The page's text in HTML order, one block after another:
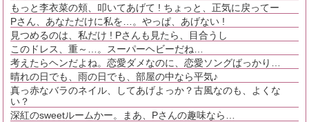
もっと李衣菜の頬、叩いてあげて ! ちょっと、正気に戻ってー
Pさん、あなただけに私を…。やっぱ、あげない !
見つめるのは、私だけ ! Pさんも見たら、目合うし
このドレス、重～…。スーパーヘビーだね…
考えたらヘンだよね。恋愛ダメなのに、恋愛ソングばっかり…
晴れの日でも、雨の日でも、部屋の中なら平気♪
真っ赤なバラのネイル、してあげよっか？古風なのも、よくな
い？
深紅のsweetルームかー。まあ、Pさんの趣味なら…